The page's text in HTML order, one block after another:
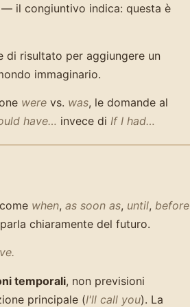
— il congiuntivo indica: questa è
di risultato per aggiungere un
immaginario.
were vs. was, le domande al
have… invece di If I had…
when, as soon as, until, before
chiaramente del futuro.
temporali, non previsioni
principale (I'll call you). La